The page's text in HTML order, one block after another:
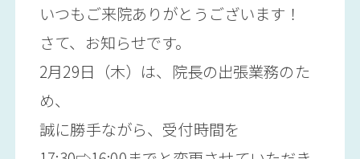
いつもご来院ありがとうございます！
さて、お知らせです。
2月29日（木）は、院長の出張業務のた
め、
誠に勝手ながら、受付時間を